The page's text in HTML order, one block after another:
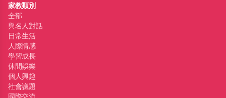
家教類別
全部
與名人對話
日常生活
人際情感
學習成長
休閒娛樂
個人興趣
社會議題